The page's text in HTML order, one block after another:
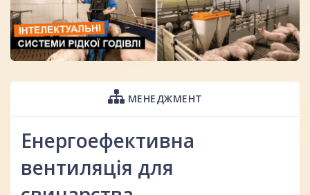
МЕНЕДЖМЕНТ
Енергоефективна
вентиляція для